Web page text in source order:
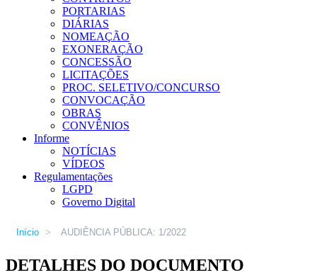
PORTARIAS
DIÁRIAS
NOMEAÇÃO
EXONERAÇÃO
CONCESSÃO
LICITAÇÕES
PROC. SELETIVO/CONCURSO
CONVOCAÇÃO
OBRAS
CONVÊNIOS
Informe
NOTÍCIAS
VÍDEOS
Regulamentações
LGPD
Governo Digital
Início > AUDIÊNCIA PÚBLICA: 1/2022
DETALHES DO DOCUMENTO